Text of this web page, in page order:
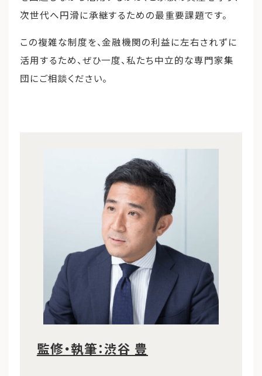
次世代へ円滑に承継するための最重要課題です。
この複雑な制度を、金融機関の利益に左右されずに
活用するため、ぜひ一度、私たち中立的な専門家集
団にご相談ください。
監修・執筆：渋谷 豊